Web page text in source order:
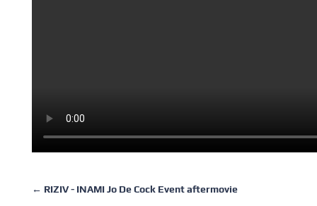
← RIZIV - INAMI Jo De Cock Event aftermovie